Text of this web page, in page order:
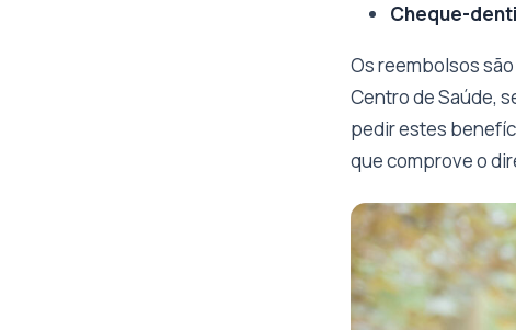
Cheque-
Os reembolsos
Centro de Saúde,
pedir estes
que comprove o